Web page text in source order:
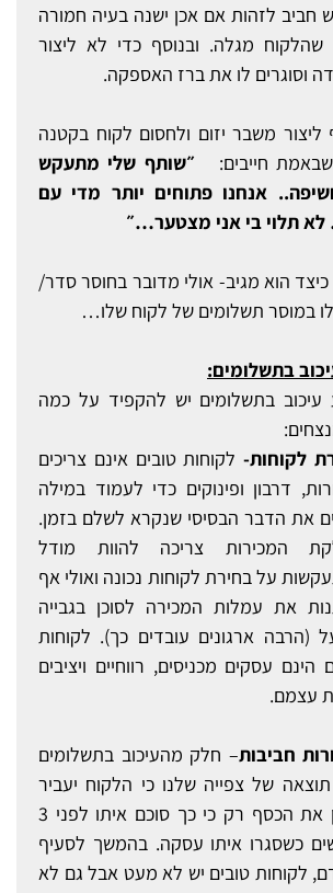
חביב לזהות אם אכן ישנה בעיה חמורה
מגלה. ובנוסף כדי לא ליצור
וסוגרים לו את ברז האספקה.
ליצור משבר יזום ולחסום לקוח בקטנה
חייבים: ״שותף שלי מתעקש
אנחנו פתוחים יותר מדי עם
תלוי בי אני מצטער…״
כיצד הוא מגיב- אולי מדובר בחוסר סדר/
במוסר תשלומים של לקוח שלו…
בתשלומים:
עיכוב בתשלומים יש להקפיד על כמה
לקוחות-לקוחות טובים אינם צריכים
דרבון ופינוקים כדי לעמוד במילה
את הדבר הבסיסי שנקרא לשלם בזמן.
המכירות צריכה להוות מודל
על בחירת לקוחות נכונה ואולי אף
את עמלות המכירה לסוכן בגבייה
(הרבה ארגונים עובדים כך). לקוחות
הינם עסקים מכניסים, רווחיים ויציבים
עצמם.
חביבות– חלק מהעיכוב בתשלומים
של צפייה שלנו כי הלקוח יעביר
בזמן את הכסף רק כי כך סוכם איתו לפני 3
כשסגרו איתו עסקה. בהמשך לסעיף
לקוחות טובים יש לא מעט אבל גם לא